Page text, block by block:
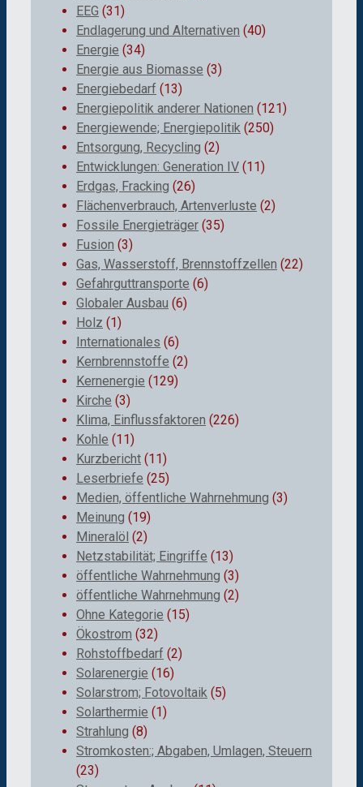
EEG (31)
Endlagerung und Alternativen (40)
Energie (34)
Energie aus Biomasse (3)
Energiebedarf (13)
Energiepolitik anderer Nationen (121)
Energiewende; Energiepolitik (250)
Entsorgung, Recycling (2)
Entwicklungen: Generation IV (11)
Erdgas, Fracking (26)
Flächenverbrauch, Artenverluste (2)
Fossile Energieträger (35)
Fusion (3)
Gas, Wasserstoff, Brennstoffzellen (22)
Gefahrguttransporte (6)
Globaler Ausbau (6)
Holz (1)
Internationales (6)
Kernbrennstoffe (2)
Kernenergie (129)
Kirche (3)
Klima, Einflussfaktoren (226)
Kohle (11)
Kurzbericht (11)
Leserbriefe (25)
Medien, öffentliche Wahrnehmung (3)
Meinung (19)
Mineralöl (2)
Netzstabilität; Eingriffe (13)
öffentliche Wahrnehmung (3)
öffentliche Wahrnehmung (2)
Ohne Kategorie (15)
Ökostrom (32)
Rohstoffbedarf (2)
Solarenergie (16)
Solarstrom; Fotovoltaik (5)
Solarthermie (1)
Strahlung (8)
Stromkosten:; Abgaben, Umlagen, Steuern
(23)